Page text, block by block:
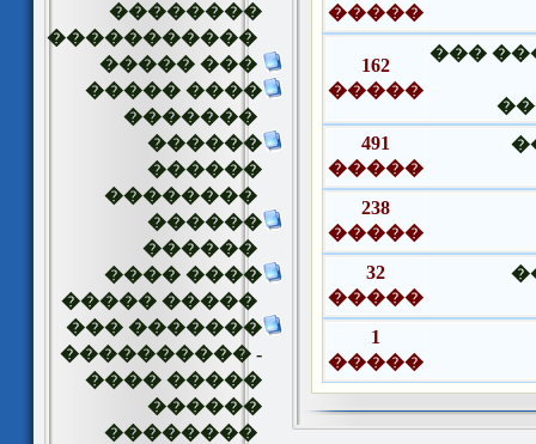
��������
�����������
����� ���
����� ����
�������
������
������
��������
������
������
���� ����
����� �����
��� �������
���������� -
���� �����
������
��������
�����
���
162
�����
491
�����
238
�����
32
�����
1
�����